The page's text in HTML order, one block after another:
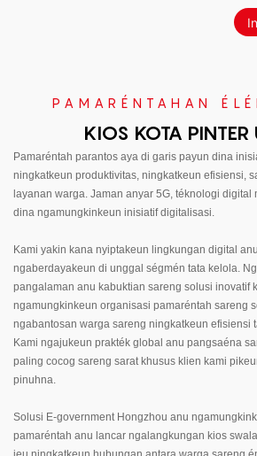
PAMARÉNTAHAN
KIOS KOTA
Pamaréntah parantos aya di garis payun dina
ningkatkeun produktivitas, ningkatkeun efisiensi,
layanan warga. Jaman anyar 5G, téknologi
dina ngamungkinkeun inisiatif digitalisasi.
Kami yakin kana nyiptakeun lingkungan digital
ngaberdayakeun di unggal ségmén tata kelola.
pangalaman anu kabuktian sareng solusi inovatif
ngamungkinkeun organisasi pamaréntah sareng
ngabantosan warga sareng ningkatkeun efisiensi
Kami ngajukeun prakték global anu pangsaéna
paling cocog sareng sarat khusus klien kami
pinuhna.
Solusi E-government Hongzhou anu
pamaréntah anu lancar ngalangkungan kios